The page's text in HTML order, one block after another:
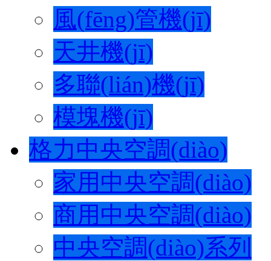
風(fēng)管機(jī)
天井機(jī)
多聯(lián)機(jī)
模塊機(jī)
格力中央空調(diào)
家用中央空調(diào)
商用中央空調(diào)
中央空調(diào)系列